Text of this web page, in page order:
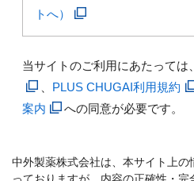
トへ）
当サイトのご利用にあたっては、
PLUS CHUGAI利用規約
案内
への同意が必要です。
中外製薬株式会社は、本サイト上
っておりますが、内容の正確性・